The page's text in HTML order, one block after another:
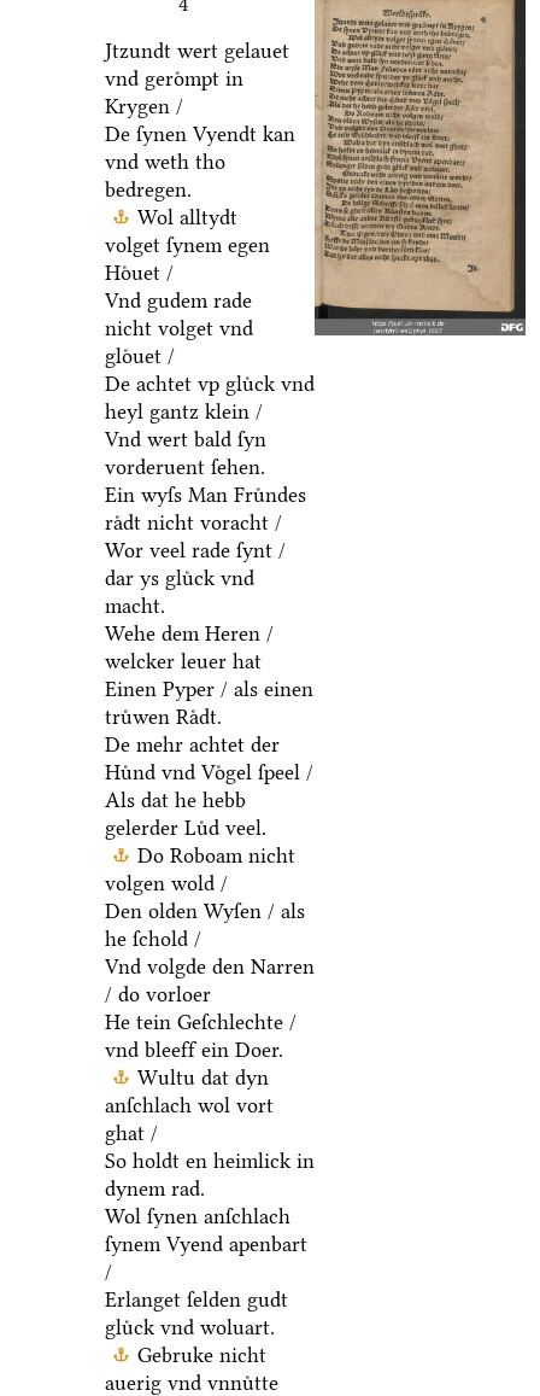
Jtzundt wert gelauet
vnd geroͤmpt in
Krygen /
De ſynen Vyendt kan
vnd weth tho
bedregen.
Wol alltydt
volget ſynem egen
Hoͤuet /
Vnd gudem rade
nicht volget vnd
gloͤuet /
De achtet vp gluͤck vnd
heyl gantz klein /
Vnd wert bald ſyn
vorderuent ſehen.
Ein wyſs Man Fruͤndes
raͤdt nicht voracht /
Wor veel rade ſynt /
dar ys gluͤck vnd
macht.
Wehe dem Heren /
welcker leuer hat
Einen Pyper / als einen
truͤwen Raͤdt.
De mehr achtet der
Huͤnd vnd Voͤgel ſpeel /
Als dat he hebb
gelerder Luͤd veel.
Do Roboam nicht
volgen wold /
Den olden Wyſen / als
he ſchold /
Vnd volgde den Narren
/ do vorloer
He tein Geſchlechte /
vnd bleeff ein Doer.
Wultu dat dyn
anſchlach wol vort
ghat /
So holdt en heimlick in
dynem rad.
Wol ſynen anſchlach
ſynem Vyend apenbart
/
Erlanget ſelden gudt
gluͤck vnd woluart.
Gebruke nicht
auerig vnd vnnuͤtte